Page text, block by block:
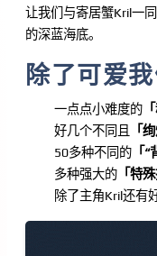
让我们与寄居蟹Kril一
的深蓝海底。
除了可爱
一点点小难度的
好几个不同且
「
50多种不同的 「“
多种强大的 「特
除了主角Kril还有